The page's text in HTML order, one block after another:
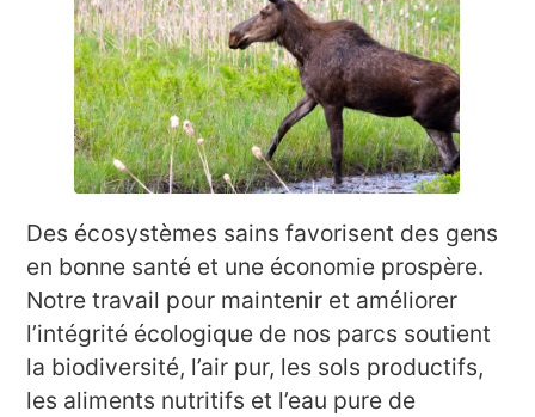
Des écosystèmes sains favorisent des gens
en bonne santé et une économie prospère.
Notre travail pour maintenir et améliorer
l’intégrité écologique de nos parcs soutient
la biodiversité, l’air pur, les sols productifs,
les aliments nutritifs et l’eau pure de